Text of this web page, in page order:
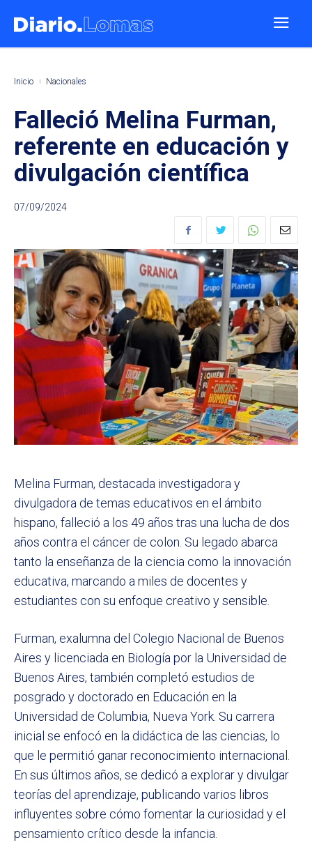
Inicio Nacionales
Falleció Melina Furman,
referente en educación y
divulgación científica
07/09/2024
Melina Furman, destacada investigadora y
divulgadora de temas educativos en el ámbito
hispano, falleció a los 49 años tras una lucha de dos
años contra el cáncer de colon. Su legado abarca
tanto la enseñanza de la ciencia como la innovación
educativa, marcando a miles de docentes y
estudiantes con su enfoque creativo y sensible.
Furman, exalumna del Colegio Nacional de Buenos
Aires y licenciada en Biología por la Universidad de
Buenos Aires, también completó estudios de
posgrado y doctorado en Educación en la
Universidad de Columbia, Nueva York. Su carrera
inicial se enfocó en la didáctica de las ciencias, lo
que le permitió ganar reconocimiento internacional.
En sus últimos años, se dedicó a explorar y divulgar
teorías del aprendizaje, publicando varios libros
influyentes sobre cómo fomentar la curiosidad y el
pensamiento crítico desde la infancia.